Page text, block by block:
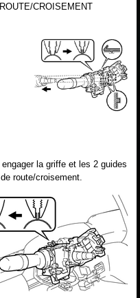
CROISEMENT
la griffe et les 2 guides
route/croisement.